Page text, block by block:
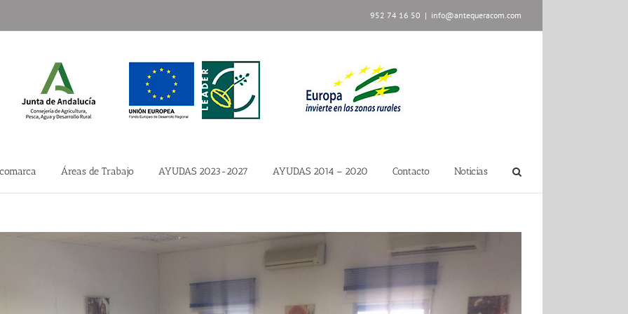
952 74 16 50 | info@antequeracom.com
Áreas de Trabajo AYUDAS 2023-2027 AYUDAS 2014 – 2020 Contacto Noticias